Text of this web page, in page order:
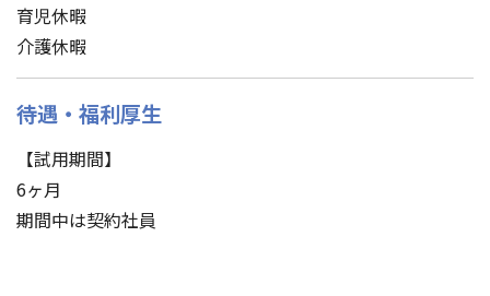
育児休暇
介護休暇
待遇・福利厚生
【試用期間】
6ヶ月
期間中は契約社員